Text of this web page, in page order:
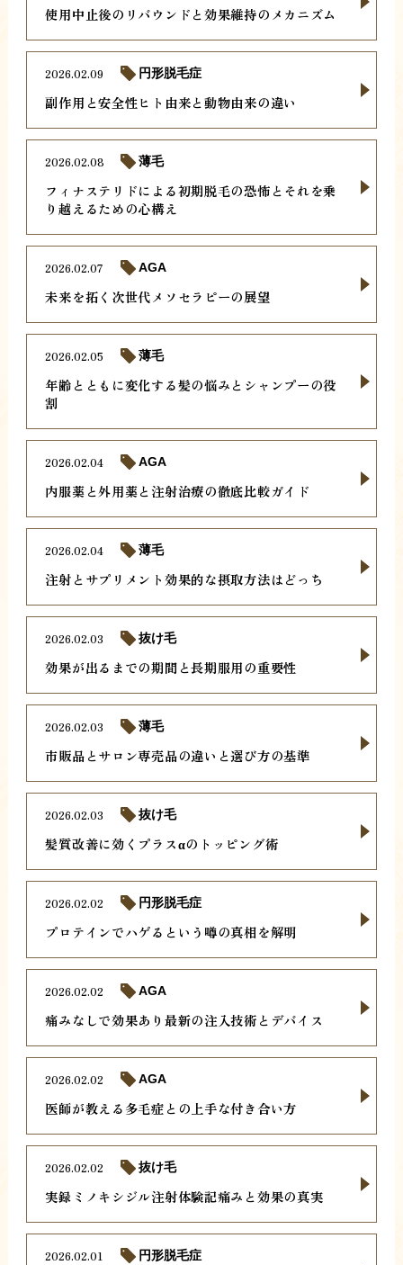
使用中止後のリバウンドと効果維持のメカニズム
副作用と安全性ヒト由来と動物由来の違い
2026.02.09 円形脱毛症
フィナステリドによる初期脱毛の恐怖とそれを乗
り越えるための心構え
2026.02.08 薄毛
未来を拓く次世代メソセラピーの展望
2026.02.07 AGA
年齢とともに変化する髪の悩みとシャンプーの役
割
2026.02.05 薄毛
内服薬と外用薬と注射治療の徹底比較ガイド
2026.02.04 AGA
注射とサプリメント効果的な摂取方法はどっち
2026.02.04 薄毛
効果が出るまでの期間と長期服用の重要性
2026.02.03 抜け毛
市販品とサロン専売品の違いと選び方の基準
2026.02.03 薄毛
髪質改善に効くプラスαのトッピング術
2026.02.03 抜け毛
プロテインでハゲるという噂の真相を解明
2026.02.02 円形脱毛症
痛みなしで効果あり最新の注入技術とデバイス
2026.02.02 AGA
医師が教える多毛症との上手な付き合い方
2026.02.02 AGA
実録ミノキシジル注射体験記痛みと効果の真実
2026.02.02 抜け毛
2026.02.01 円形脱毛症